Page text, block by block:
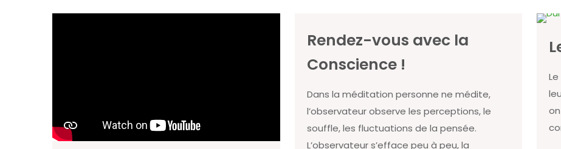
Rendez-vous avec la
Conscience !
Dans la méditation personne ne médite,
l’observateur observe les perceptions, le
souffle, les fluctuations de la pensée.
L’observateur s’efface peu à peu, la